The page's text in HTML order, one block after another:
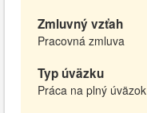
Zmluvný vzťah
Pracovná zmluva
Typ úväzku
Práca na plný úväzok